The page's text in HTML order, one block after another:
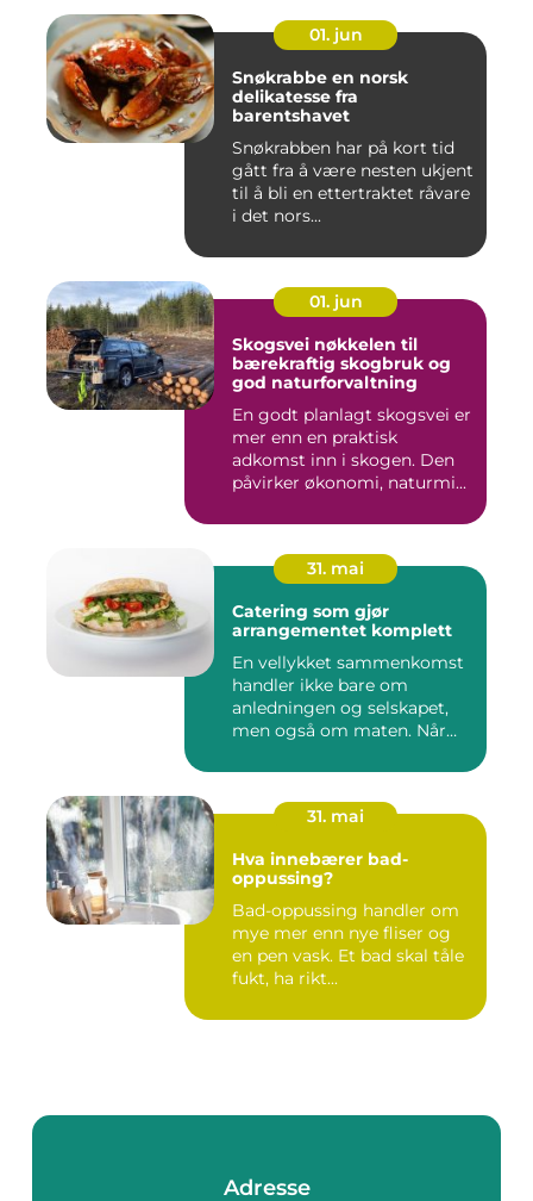
01. jun
Snøkrabbe en norsk
delikatesse fra
barentshavet
Snøkrabben har på kort tid
gått fra å være nesten ukjent
til å bli en ettertraktet råvare
i det nors...
01. jun
Skogsvei nøkkelen til
bærekraftig skogbruk og
god naturforvaltning
En godt planlagt skogsvei er
mer enn en praktisk
adkomst inn i skogen. Den
påvirker økonomi, naturmi...
31. mai
Catering som gjør
arrangementet komplett
En vellykket sammenkomst
handler ikke bare om
anledningen og selskapet,
men også om maten. Når
31. mai
Hva innebærer bad-
oppussing?
Bad-oppussing handler om
mye mer enn nye fliser og
en pen vask. Et bad skal tåle
fukt, ha rikt...
Adresse